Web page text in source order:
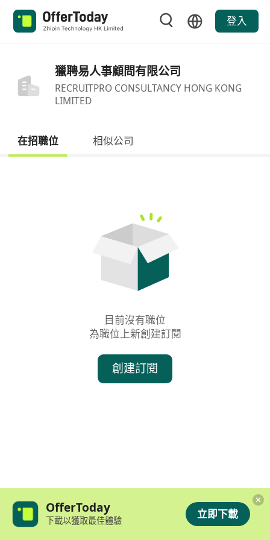
登入
獵聘易人事顧問有限公司
RECRUITPRO CONSULTANCY HONG KONG
LIMITED
在招職位 相似公司
目前沒有職位
為職位上新創建訂閱
創建訂閱
OfferToday
下載以獲取最佳體驗 立即下載